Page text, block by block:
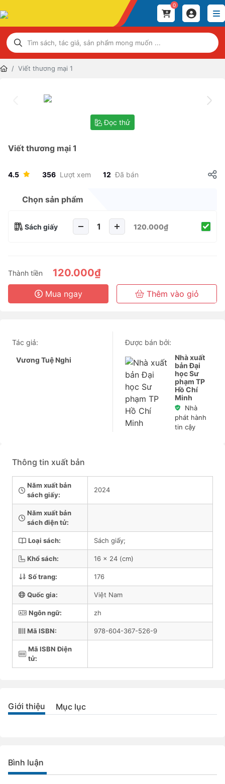
0
Viết thương mại 1
Đọc thử
Viết thương mại 1
4.5 356 Lượt xem 12 Đã bán
Chọn sản phẩm
Sách giấy 120.000₫
Thành tiền 120.000₫
Mua ngay Thêm vào giỏ
Tác giả:
Vương Tuệ Nghi
Được bán bởi:
Nhà xuất
bản Đại
học Sư
phạm TP
Hồ Chí
Minh
Nhà
phát hành
tin cậy
Thông tin xuất bản
Năm xuất bản
sách giấy:
2024
Năm xuất bản
sách điện tử:
Loại sách: Sách giấy;
Khổ sách: 16 x 24 (cm)
Số trang: 176
Quốc gia: Việt Nam
Ngôn ngữ: zh
Mã ISBN: 978-604-367-526-9
Mã ISBN Điện
tử:
Giới thiệu Mục lục
Bình luận